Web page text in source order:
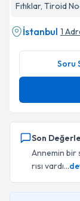
Fıtıklar, Tiroid
İstanbul 1
Soru
Son
Annemin bir
rısı vardı...